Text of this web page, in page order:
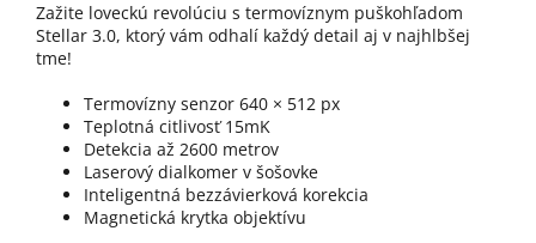
Zažite loveckú revolúciu s termovíznym puškohľadom
Stellar 3.0, ktorý vám odhalí každý detail aj v najhlbšej
tme!
Termovízny senzor 640 × 512 px
Teplotná citlivosť 15mK
Detekcia až 2600 metrov
Laserový dialkomer v šošovke
Inteligentná bezzávierková korekcia
Magnetická krytka objektívu